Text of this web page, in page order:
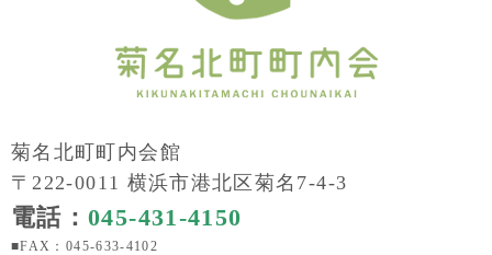
菊名北町町内会館
〒222-0011 横浜市港北区菊名7-4-3
電話：045-431-4150
■FAX：045-633-4102